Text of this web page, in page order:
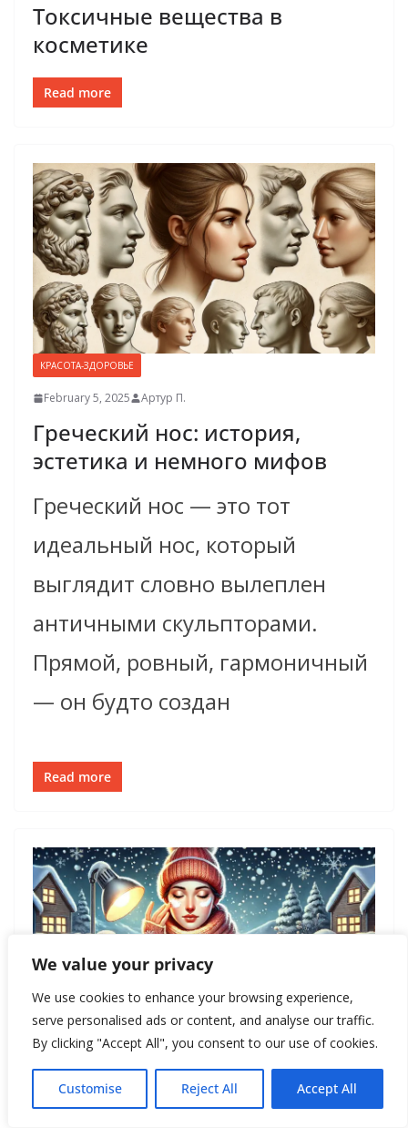
We value your privacy
We use cookies to enhance your browsing experience,
serve personalised ads or content, and analyse our traffic.
By clicking "Accept All", you consent to our use of cookies.
Customise Reject All Accept All
Токсичные вещества в
косметике
Read more
КРАСОТА-ЗДОРОВЬЕ
February 5, 2025 Артур П.
Греческий нос: история,
эстетика и немного мифов
Греческий нос — это тот
идеальный нос, который
выглядит словно вылеплен
античными скульпторами.
Прямой, ровный, гармоничный
— он будто создан
Read more
ЗДОРОВЬЕ КРАСОТА-ЗДОРОВЬЕ
December 1, 2024 Инесса И.
Как защитить кожу в холодную